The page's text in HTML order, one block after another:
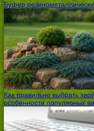
Буфер
Как правильно выбрать
особенности популярных